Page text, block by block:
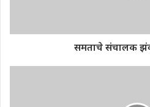
समताचे संचालक